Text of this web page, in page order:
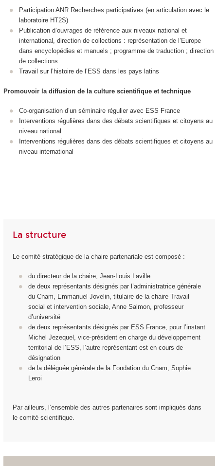
Participation ANR Recherches participatives (en articulation avec le
laboratoire HT2S)
Publication d’ouvrages de référence aux niveaux national et
international, direction de collections : représentation de l’Europe
dans encyclopédies et manuels ; programme de traduction ; direction
de collections
Travail sur l’histoire de l’ESS dans les pays latins
Promouvoir la diffusion de la culture scientifique et technique
Co-organisation d’un séminaire régulier avec ESS France
Interventions régulières dans des débats scientifiques et citoyens au
niveau national
Interventions régulières dans des débats scientifiques et citoyens au
niveau international
La structure
Le comité stratégique de la chaire partenariale est composé :
du directeur de la chaire, Jean-Louis Laville
de deux représentants désignés par l’administratrice générale
du Cnam, Emmanuel Jovelin, titulaire de la chaire Travail
social et intervention sociale, Anne Salmon, professeur
d’université
de deux représentants désignés par ESS France, pour l’instant
Michel Jezequel, vice-président en charge du développement
territorial de l’ESS, l’autre représentant est en cours de
désignation
de la déléguée générale de la Fondation du Cnam, Sophie
Leroi
Par ailleurs, l’ensemble des autres partenaires sont impliqués dans
le comité scientifique.